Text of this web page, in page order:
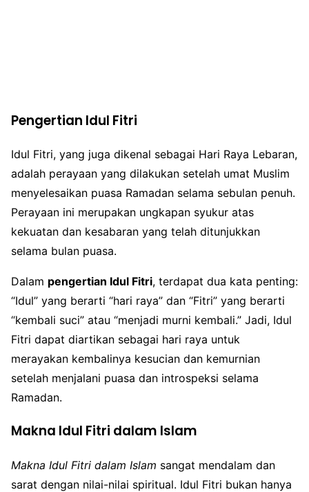
Pengertian Idul Fitri
Idul Fitri, yang juga dikenal sebagai Hari Raya Lebaran,
adalah perayaan yang dilakukan setelah umat Muslim
menyelesaikan puasa Ramadan selama sebulan penuh.
Perayaan ini merupakan ungkapan syukur atas
kekuatan dan kesabaran yang telah ditunjukkan
selama bulan puasa.
Dalam pengertian Idul Fitri, terdapat dua kata penting:
“Idul” yang berarti “hari raya” dan “Fitri” yang berarti
“kembali suci” atau “menjadi murni kembali.” Jadi, Idul
Fitri dapat diartikan sebagai hari raya untuk
merayakan kembalinya kesucian dan kemurnian
setelah menjalani puasa dan introspeksi selama
Ramadan.
Makna Idul Fitri dalam Islam
Makna Idul Fitri dalam Islam sangat mendalam dan
sarat dengan nilai-nilai spiritual. Idul Fitri bukan hanya